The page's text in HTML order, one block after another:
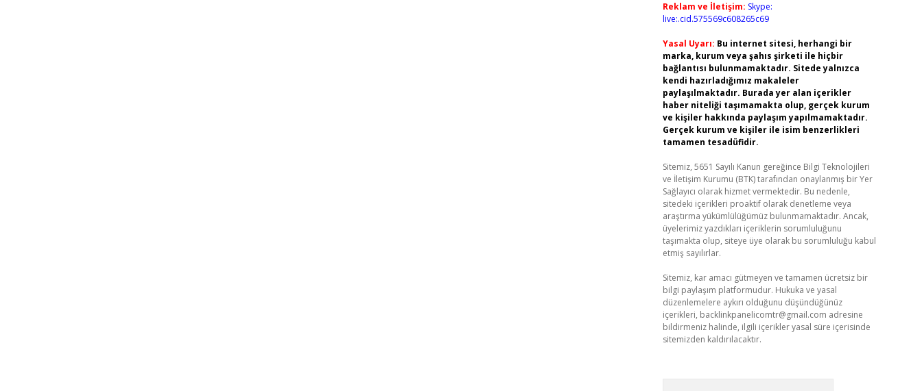
Reklam ve İletişim: Skype:
live:.cid.575569c608265c69
Yasal Uyarı: Bu internet sitesi, herhangi bir
marka, kurum veya şahıs şirketi ile hiçbir
bağlantısı bulunmamaktadır. Sitede yalnızca
kendi hazırladığımız makaleler
paylaşılmaktadır. Burada yer alan içerikler
haber niteliği taşımamakta olup, gerçek kurum
ve kişiler hakkında paylaşım yapılmamaktadır.
Gerçek kurum ve kişiler ile isim benzerlikleri
tamamen tesadüfidir.
Sitemiz, 5651 Sayılı Kanun gereğince Bilgi Teknolojileri
ve İletişim Kurumu (BTK) tarafından onaylanmış bir Yer
Sağlayıcı olarak hizmet vermektedir. Bu nedenle,
sitedeki içerikleri proaktif olarak denetleme veya
araştırma yükümlülüğümüz bulunmamaktadır. Ancak,
üyelerimiz yazdıkları içeriklerin sorumluluğunu
taşımakta olup, siteye üye olarak bu sorumluluğu kabul
etmiş sayılırlar.
Sitemiz, kar amacı gütmeyen ve tamamen ücretsiz bir
bilgi paylaşım platformudur. Hukuka ve yasal
düzenlemelere aykırı olduğunu düşündüğünüz
içerikleri, backlinkpanelicomtr@gmail.com adresine
bildirmeniz halinde, ilgili içerikler yasal süre içerisinde
sitemizden kaldırılacaktır.